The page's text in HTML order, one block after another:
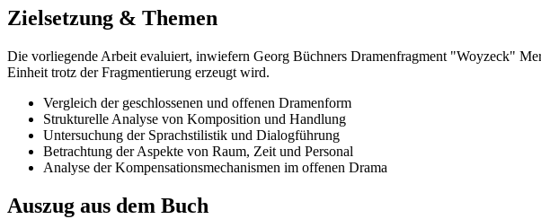
Zielsetzung & Themen
Die vorliegende Arbeit evaluiert, inwiefern Georg Büchners Dramenfragment "Woyzeck"
Einheit trotz der Fragmentierung erzeugt wird.
Vergleich der geschlossenen und offenen Dramenform
Strukturelle Analyse von Komposition und Handlung
Untersuchung der Sprachstilistik und Dialogführung
Betrachtung der Aspekte von Raum, Zeit und Personal
Analyse der Kompensationsmechanismen im offenen Drama
Auszug aus dem Buch